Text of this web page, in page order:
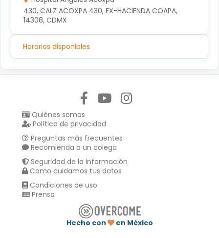
430, CALZ ACOXPA 430, EX-HACIENDA COAPA,
14308, CDMX
Horarios disponibles
Quiénes somos
Política de privacidad
Preguntas más frecuentes
Recomienda a un colega
Seguridad de la información
Como cuidamos tus datos
Condiciones de uso
Prensa
Hecho con
en México